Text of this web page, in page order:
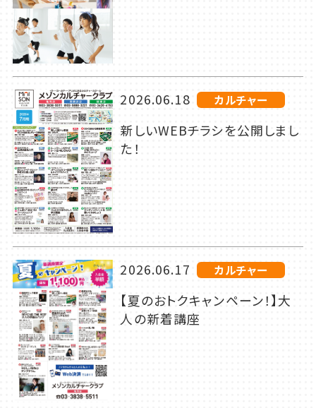
2026.06.18 カルチャー
新しいWEBチラシを公開しまし
た！
2026.06.17 カルチャー
【夏のおトクキャンペーン！】大
人の新着講座